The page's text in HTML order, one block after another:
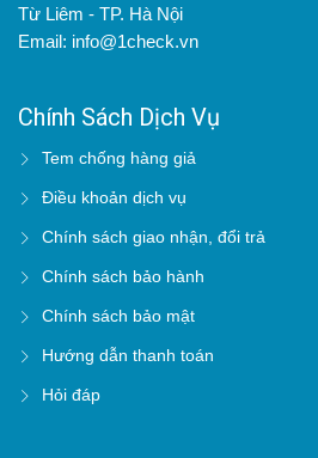
Từ Liêm - TP. Hà Nội
Email: info@1check.vn
Chính Sách Dịch Vụ
Tem chống hàng giả
Điều khoản dịch vụ
Chính sách giao nhận, đổi trả
Chính sách bảo hành
Chính sách bảo mật
Hướng dẫn thanh toán
Hỏi đáp